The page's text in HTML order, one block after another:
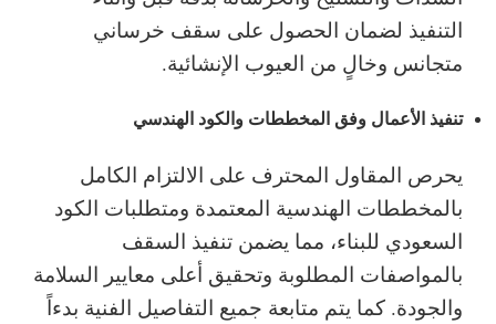
التنفيذ لضمان الحصول على سقف خرساني
متجانس وخالٍ من العيوب الإنشائية.
تنفيذ الأعمال وفق المخططات والكود الهندسي
يحرص المقاول المحترف على الالتزام الكامل
بالمخططات الهندسية المعتمدة ومتطلبات الكود
السعودي للبناء، مما يضمن تنفيذ السقف
بالمواصفات المطلوبة وتحقيق أعلى معايير السلامة
والجودة. كما يتم متابعة جميع التفاصيل الفنية بدءاً